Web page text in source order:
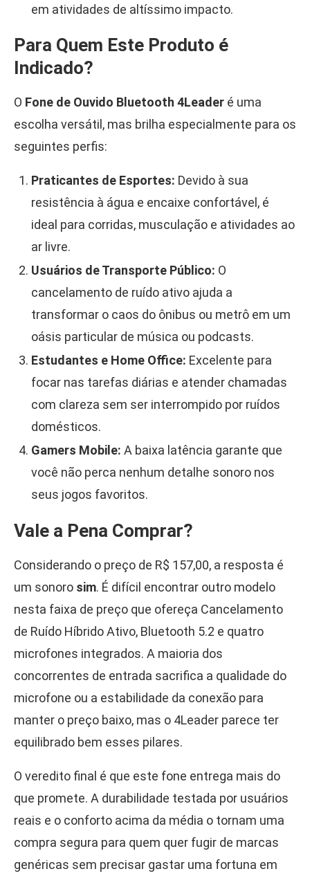
em atividades de altíssimo impacto.
Para Quem Este Produto é
Indicado?
O Fone de Ouvido Bluetooth 4Leader é uma
escolha versátil, mas brilha especialmente para os
seguintes perfis:
Praticantes de Esportes: Devido à sua
resistência à água e encaixe confortável, é
ideal para corridas, musculação e atividades ao
ar livre.
Usuários de Transporte Público: O
cancelamento de ruído ativo ajuda a
transformar o caos do ônibus ou metrô em um
oásis particular de música ou podcasts.
Estudantes e Home Office: Excelente para
focar nas tarefas diárias e atender chamadas
com clareza sem ser interrompido por ruídos
domésticos.
Gamers Mobile: A baixa latência garante que
você não perca nenhum detalhe sonoro nos
seus jogos favoritos.
Vale a Pena Comprar?
Considerando o preço de R$ 157,00, a resposta é
um sonoro sim. É difícil encontrar outro modelo
nesta faixa de preço que ofereça Cancelamento
de Ruído Híbrido Ativo, Bluetooth 5.2 e quatro
microfones integrados. A maioria dos
concorrentes de entrada sacrifica a qualidade do
microfone ou a estabilidade da conexão para
manter o preço baixo, mas o 4Leader parece ter
equilibrado bem esses pilares.
O veredito final é que este fone entrega mais do
que promete. A durabilidade testada por usuários
reais e o conforto acima da média o tornam uma
compra segura para quem quer fugir de marcas
genéricas sem precisar gastar uma fortuna em